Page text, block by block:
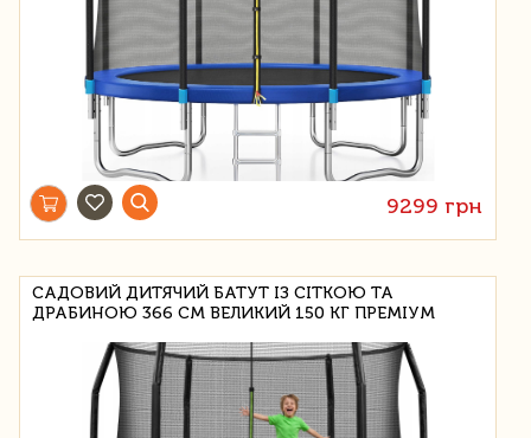
9299 грн
САДОВИЙ ДИТЯЧИЙ БАТУТ ІЗ СІТКОЮ ТА
ДРАБИНОЮ 366 СМ ВЕЛИКИЙ 150 КГ ПРЕМІУМ